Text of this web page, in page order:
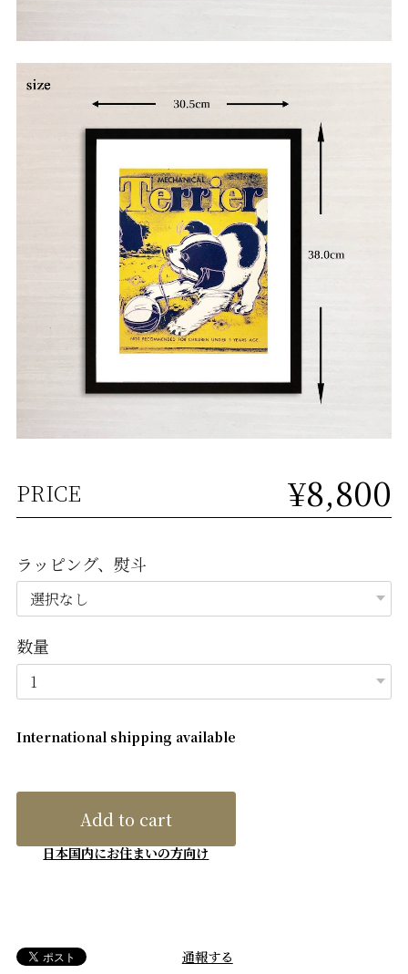
PRICE ¥8,800
ラッピング、熨斗
数量
International shipping available
Add to cart
日本国内にお住まいの方向け
通報する